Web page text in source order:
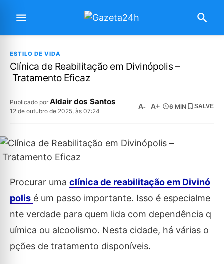
ESTILO DE VIDA
Clínica de Reabilitação em Divinópolis –
Tratamento Eficaz
Publicado por Aldair dos Santos
12 de outubro de 2025, às 07:24
A- A+ 6 MIN SALVE
Procurar uma clínica de reabilitação em Divinó
polis é um passo importante. Isso é especialme
nte verdade para quem lida com dependência q
uímica ou alcoolismo. Nesta cidade, há várias o
pções de tratamento disponíveis.